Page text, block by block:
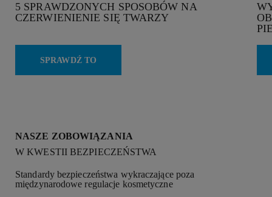
5 SPRAWDZONYCH SPOSOBÓW NA
CZERWIENIENIE SIĘ TWARZY
SPRAWDŹ TO
NASZE ZOBOWIĄZANIA
W KWESTII BEZPIECZEŃSTWA
Standardy bezpieczeństwa wykraczające poza
międzynarodowe regulacje kosmetyczne